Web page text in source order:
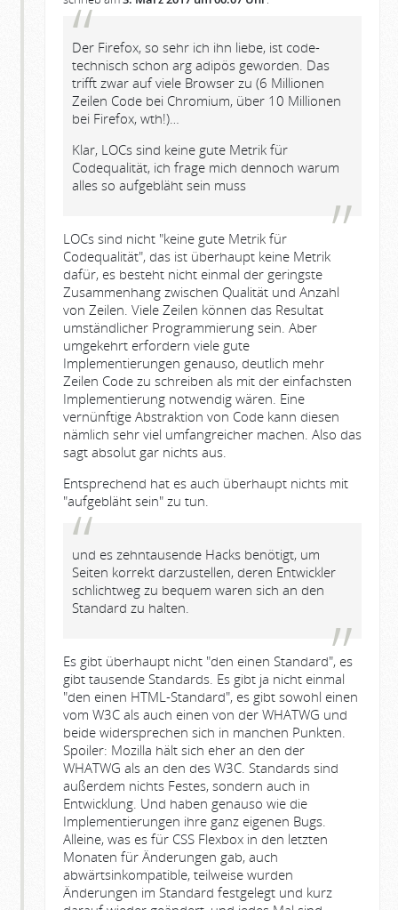
Der Firefox, so sehr ich ihn liebe, ist code-
technisch schon arg adipös geworden. Das
trifft zwar auf viele Browser zu (6 Millionen
Zeilen Code bei Chromium, über 10 Millionen
bei Firefox, wth!)…
Klar, LOCs sind keine gute Metrik für
Codequalität, ich frage mich dennoch warum
alles so aufgebläht sein muss
LOCs sind nicht "keine gute Metrik für
Codequalität", das ist überhaupt keine Metrik
dafür, es besteht nicht einmal der geringste
Zusammenhang zwischen Qualität und Anzahl
von Zeilen. Viele Zeilen können das Resultat
umständlicher Programmierung sein. Aber
umgekehrt erfordern viele gute
Implementierungen genauso, deutlich mehr
Zeilen Code zu schreiben als mit der einfachsten
Implementierung notwendig wären. Eine
vernünftige Abstraktion von Code kann diesen
nämlich sehr viel umfangreicher machen. Also das
sagt absolut gar nichts aus.
Entsprechend hat es auch überhaupt nichts mit
"aufgebläht sein" zu tun.
und es zehntausende Hacks benötigt, um
Seiten korrekt darzustellen, deren Entwickler
schlichtweg zu bequem waren sich an den
Standard zu halten.
Es gibt überhaupt nicht "den einen Standard", es
gibt tausende Standards. Es gibt ja nicht einmal
"den einen HTML-Standard", es gibt sowohl einen
vom W3C als auch einen von der WHATWG und
beide widersprechen sich in manchen Punkten.
Spoiler: Mozilla hält sich eher an den der
WHATWG als an den des W3C. Standards sind
außerdem nichts Festes, sondern auch in
Entwicklung. Und haben genauso wie die
Implementierungen ihre ganz eigenen Bugs.
Alleine, was es für CSS Flexbox in den letzten
Monaten für Änderungen gab, auch
abwärtsinkompatible, teilweise wurden
Änderungen im Standard festgelegt und kurz